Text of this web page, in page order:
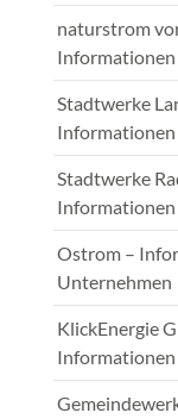
naturstrom
Stadtwerke
Stadtwerke
Ostrom –
Unternehmen
KlickEnergie